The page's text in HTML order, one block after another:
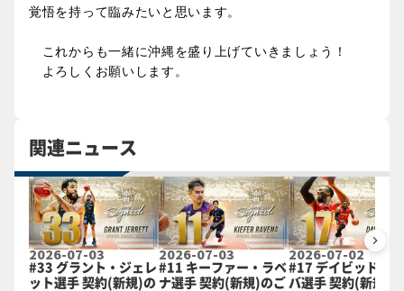
覚悟を持って臨みたいと思います。
これからも一緒に沖縄を盛り上げていきましょう！
よろしくお願いします。
関連ニュース
2026-07-03
#33 グラント・ジェレ
ット選手 契約(新規)の
2026-07-03
#11 キーファー・ラベ
ナ選手 契約(新規)のご
2026-07-02
#17 デイビッド・
バ選手 契約(新規)
keyboard_arrow_right